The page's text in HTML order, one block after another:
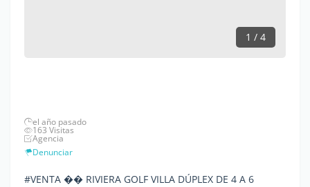
1 / 4
el año pasado
163 Visitas
Agencia
Denunciar
#VENTA �� RIVIERA GOLF VILLA DÚPLEX DE 4 A 6